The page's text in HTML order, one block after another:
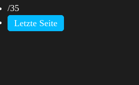
/35
Letzte Seite